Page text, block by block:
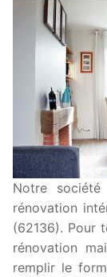
Notre
rénovation
(62136). Pour
rénovation
remplir le